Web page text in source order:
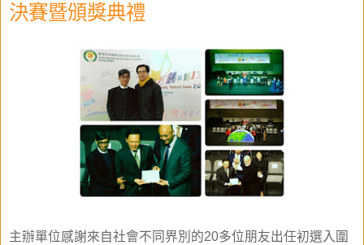
決賽暨頒獎典禮
主辦單位感謝來自社會不同界別的20多位朋友出任初選入圍